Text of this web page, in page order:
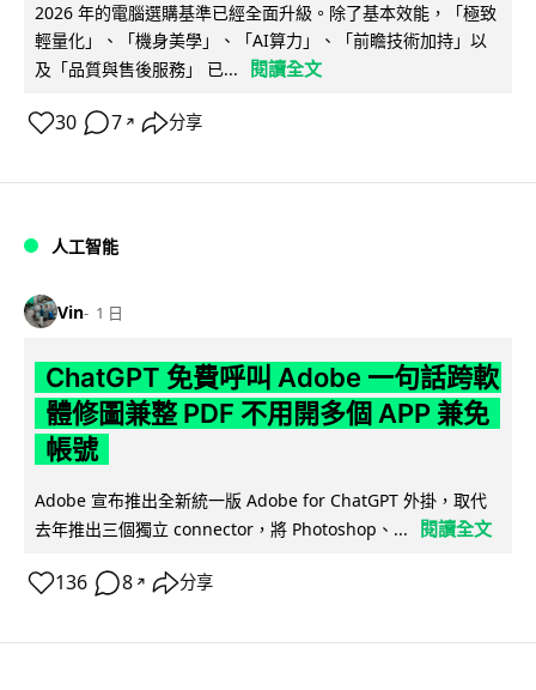
2026 年的電腦選購基準已經全面升級。除了基本效能，「極致
輕量化」、「機身美學」、「AI算力」、「前瞻技術加持」以
及「品質與售後服務」 已...
閱讀全文
30 7 ↗ 分享
人工智能
Vin 1 日
ChatGPT 免費呼叫 Adobe 一句話跨軟
體修圖兼整 PDF 不用開多個 APP 兼免
帳號
Adobe 宣布推出全新統一版 Adobe for ChatGPT 外掛，取代
去年推出三個獨立 connector，將 Photoshop、...
閱讀全文
136 8 ↗ 分享